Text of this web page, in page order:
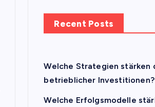
Recent Posts
Welche Strategien stärken
betrieblicher Investitionen?
Welche Erfolgsmodelle